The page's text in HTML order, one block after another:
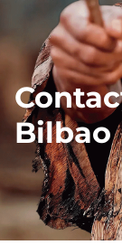
Bilbao